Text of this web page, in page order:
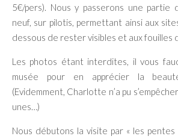
5€/pers). Nous y passerons une partie
neuf, sur pilotis, permettant ainsi aux
dessous de rester visibles et aux fouilles
Les photos étant interdites, il vous
musée pour en apprécier la
(Evidemment, Charlotte n’a pu
unes…)
Nous débutons la visite par « les pentes